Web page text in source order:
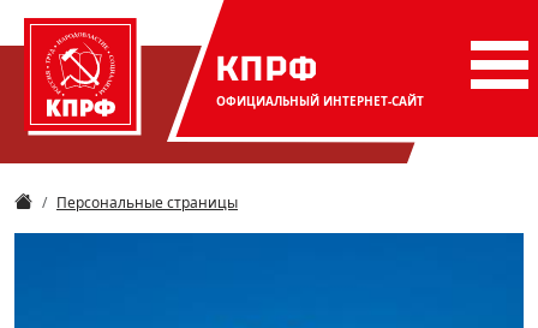
КПРФ
ОФИЦИАЛЬНЫЙ ИНТЕРНЕТ-САЙТ
Персональные страницы